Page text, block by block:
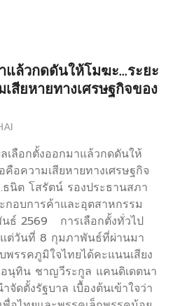
แล้วกดดันให้โมฆะ…ระยะ
สียหายทางเศรษฐกิจของ
เลือกตั้งออกมาแล้วกดดันให้
คือความเสียหายทางเศรษฐกิจ
ธนิต โสรัตน์ รองประธานสภา
กอบการค้าและอุตสาหกรรม
ธ์ 2569 การเลือกตั้งทั่วไป
ต่วันที่ 8 กุมภาพันธ์ที่ผ่านมา
พรรคภูมิใจไทยได้คะแนนเสียง
นุทิน ชาญวีระกูล แคนดิเดตนา
จัดตั้งรัฐบาล เบื้องต้นเข้าใจว่า